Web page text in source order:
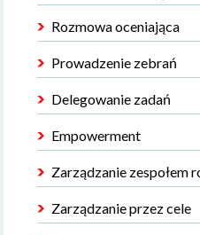
Rozmowa oceniająca
Prowadzenie zebrań
Delegowanie zadań
Empowerment
Zarządzanie zespołem
Zarządzanie przez cele